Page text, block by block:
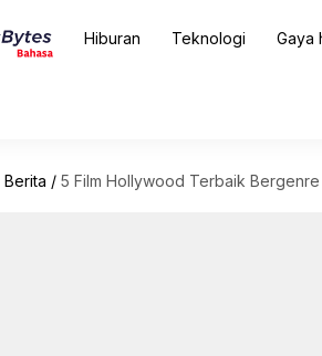
Hiburan Teknologi Gaya
Berita / 5 Film Hollywood Terbaik